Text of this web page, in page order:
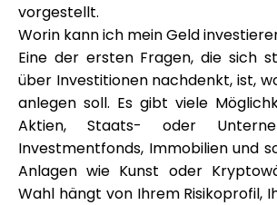
Rechner
vorgestellt.
Worin kann ich mein Geld
Eine der ersten Fragen, die sich
über Investitionen nachdenkt, ist,
anlegen soll. Es gibt viele
Aktien, Staats- oder
Investmentfonds, Immobilien und
Anlagen wie Kunst oder
Wahl hängt von Ihrem Risikoprofil,